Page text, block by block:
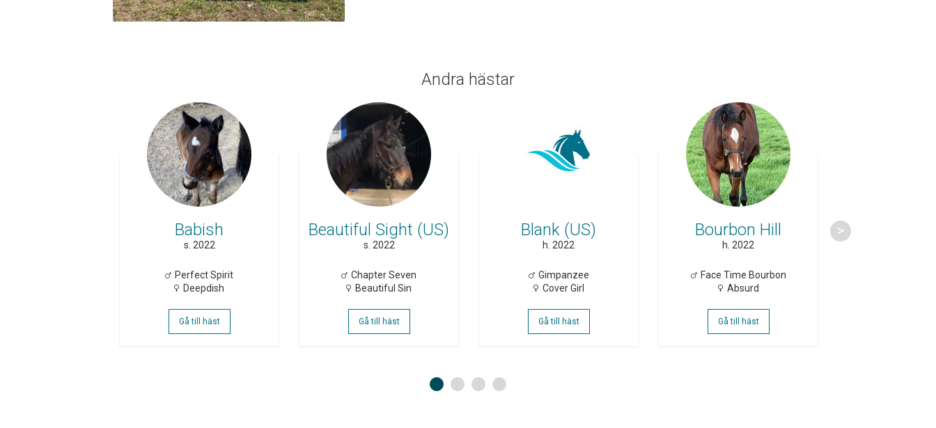
Andra hästar
Babish
s. 2022
Perfect Spirit
Deepdish
Gå till häst
Beautiful Sight (US)
s. 2022
Chapter Seven
Beautiful Sin
Gå till häst
Blank (US)
h. 2022
Gimpanzee
Cover Girl
Gå till häst
Bourbon Hill
h. 2022
Face Time Bourbon
Absurd
Gå till häst